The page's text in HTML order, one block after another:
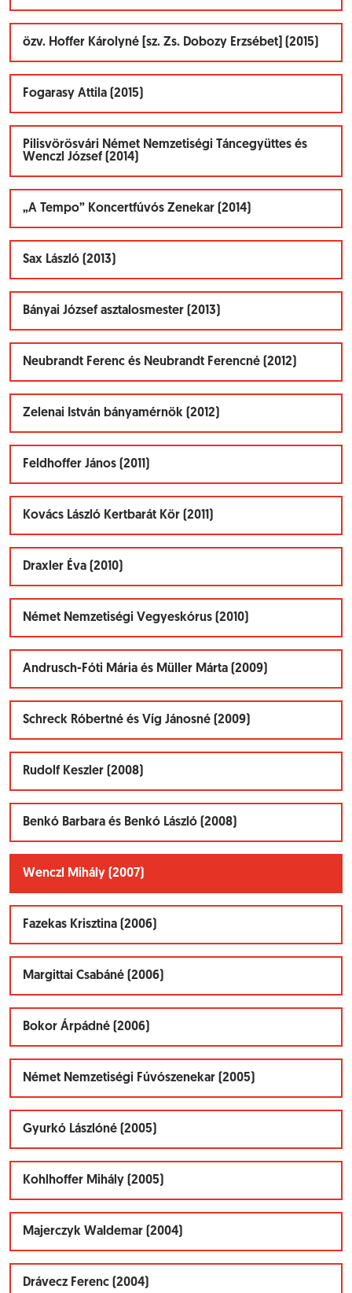
özv. Hoffer Károlyné [sz. Zs. Dobozy Erzsébet] (2015)
Fogarasy Attila (2015)
Pilisvörösvári Német Nemzetiségi Táncegyüttes és
Wenczl József (2014)
„A Tempo” Koncertfúvós Zenekar (2014)
Sax László (2013)
Bányai József asztalosmester (2013)
Neubrandt Ferenc és Neubrandt Ferencné (2012)
Zelenai István bányamérnök (2012)
Feldhoffer János (2011)
Kovács László Kertbarát Kör (2011)
Draxler Éva (2010)
Német Nemzetiségi Vegyeskórus (2010)
Andrusch-Fóti Mária és Müller Márta (2009)
Schreck Róbertné és Víg Jánosné (2009)
Rudolf Keszler (2008)
Benkó Barbara és Benkó László (2008)
Wenczl Mihály (2007)
Fazekas Krisztina (2006)
Margittai Csabáné (2006)
Bokor Árpádné (2006)
Német Nemzetiségi Fúvószenekar (2005)
Gyurkó Lászlóné (2005)
Kohlhoffer Mihály (2005)
Majerczyk Waldemar (2004)
Drávecz Ferenc (2004)